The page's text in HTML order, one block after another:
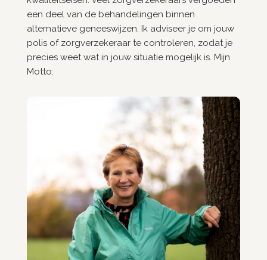
een deel van de behandelingen binnen
alternatieve geneeswijzen. Ik adviseer je om jouw
polis of zorgverzekeraar te controleren, zodat je
precies weet wat in jouw situatie mogelijk is. Mijn
Motto: